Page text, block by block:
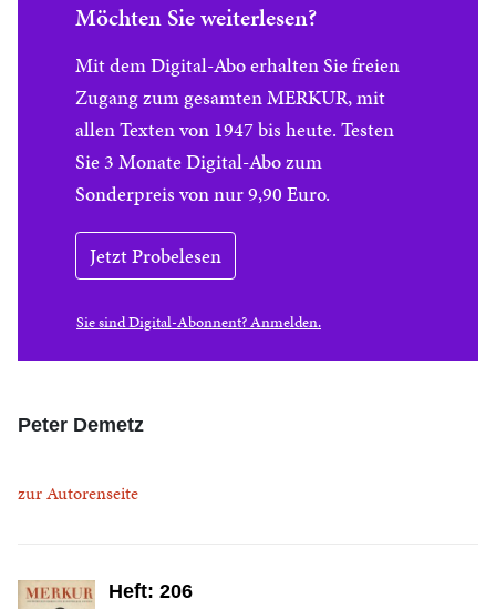
Möchten Sie weiterlesen?
Mit dem Digital-Abo erhalten Sie freien
Zugang zum gesamten MERKUR, mit
allen Texten von 1947 bis heute. Testen
Sie 3 Monate Digital-Abo zum
Sonderpreis von nur 9,90 Euro.
Jetzt Probelesen
Sie sind Digital-Abonnent? Anmelden.
Peter Demetz
zur Autorenseite
Heft: 206